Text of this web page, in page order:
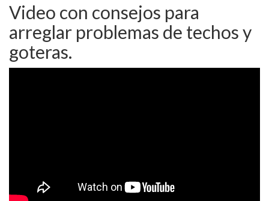
Video con consejos para
arreglar problemas de techos y
goteras.